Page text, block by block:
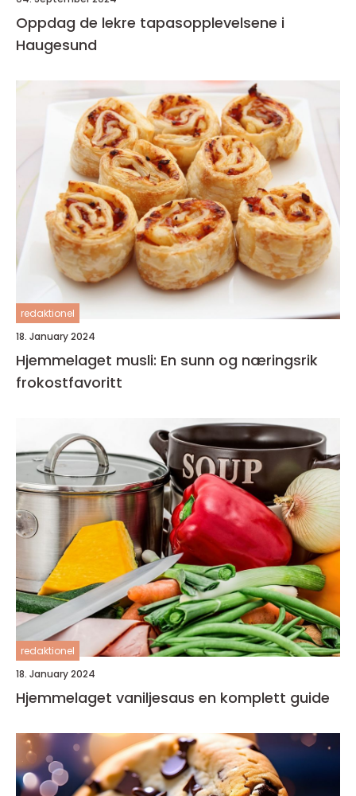
Oppdag de lekre tapasopplevelsene i
Haugesund
redaktionel
18. January 2024
Hjemmelaget musli: En sunn og næringsrik
frokostfavoritt
redaktionel
18. January 2024
Hjemmelaget vaniljesaus en komplett guide